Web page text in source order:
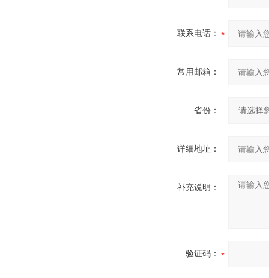
联系电话：
常用邮箱：
省份：
详细地址：
补充说明：
验证码：